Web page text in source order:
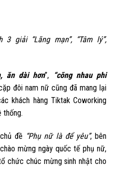
giải “Lãng mạn”, “Tâm lý”,
ăn dài hơn”,
“cõng nhau phi
đôi nam nữ cũng đã mang lại
khách hàng Tiktak Coworking
thống.
đề “Phụ nữ là để yêu”, bên
mừng ngày quốc tế phụ nữ,
chức chúc mừng sinh nhật cho